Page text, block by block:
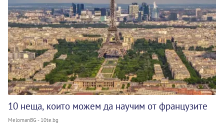
10 неща, които можем да научим от французите
MelomanBG - 10te.bg